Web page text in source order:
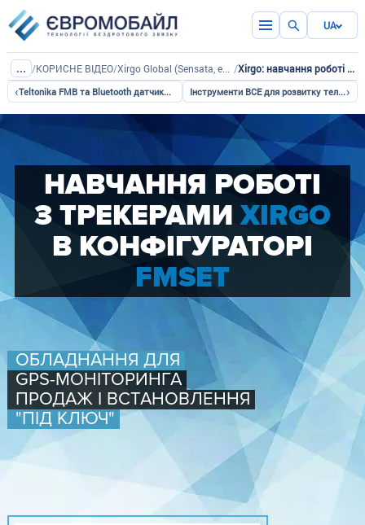
UA
... /КОРИСНЕ ВІДЕО/ Xirgo Global (Sensata, ex-BCE) / Xirgo: навчання роботі в онлайн-конфігураторі FMSet
‹ Teltonika FMB та Bluetooth датчики: легке налаштування Інструменти ВСE для розвитку телематичних рішень›
НАВЧАННЯ РОБОТІ
З ТРЕКЕРАМИXIRGO
В КОНФІГУРАТОРІ
FMSET
ОБЛАДНАННЯ ДЛЯ
GPS-МОНІТОРИНГА
ПРОДАЖ І ВСТАНОВЛЕННЯ
"ПІД КЛЮЧ"